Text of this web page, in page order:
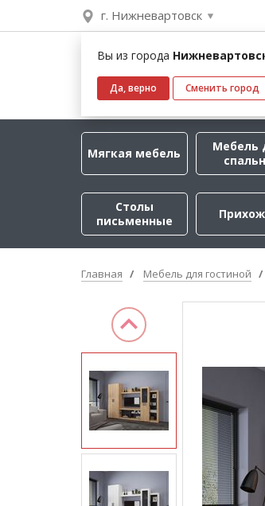
г. Нижневартовск
Вы из города
Да, верно Сменить город
Мягкая мебель
Мебель
Столы
письменные
Главная Мебель для гостиной